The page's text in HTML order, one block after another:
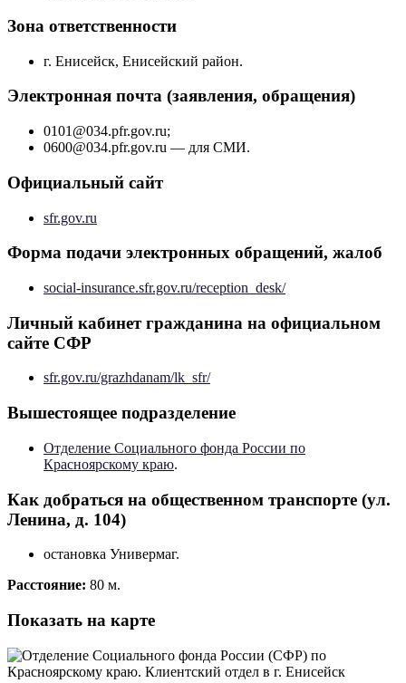
Зона ответственности
г. Енисейск, Енисейский район.
Электронная почта (заявления, обращения)
0101@034.pfr.gov.ru;
0600@034.pfr.gov.ru — для СМИ.
Официальный сайт
sfr.gov.ru
Форма подачи электронных обращений, жалоб
social-insurance.sfr.gov.ru/reception_desk/
Личный кабинет гражданина на официальном
сайте СФР
sfr.gov.ru/grazhdanam/lk_sfr/
Вышестоящее подразделение
Отделение Социального фонда России по
Красноярскому краю.
Как добраться на общественном транспорте (ул.
Ленина, д. 104)
остановка Универмаг.
Расстояние: 80 м.
Показать на карте